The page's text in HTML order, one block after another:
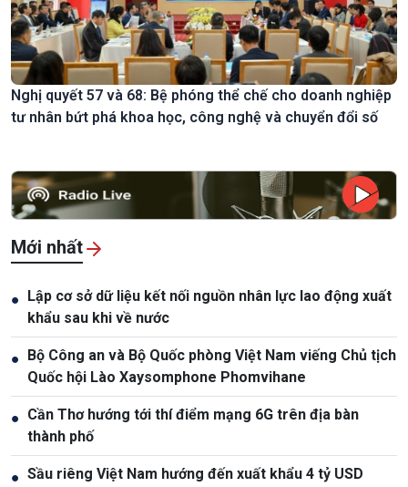
Nghị quyết 57 và 68: Bệ phóng thể chế cho doanh nghiệp
tư nhân bứt phá khoa học, công nghệ và chuyển đổi số
Mới nhất
● Lập cơ sở dữ liệu kết nối nguồn nhân lực lao động xuất
khẩu sau khi về nước
● Bộ Công an và Bộ Quốc phòng Việt Nam viếng Chủ tịch
Quốc hội Lào Xaysomphone Phomvihane
● Cần Thơ hướng tới thí điểm mạng 6G trên địa bàn
thành phố
● Sầu riêng Việt Nam hướng đến xuất khẩu 4 tỷ USD